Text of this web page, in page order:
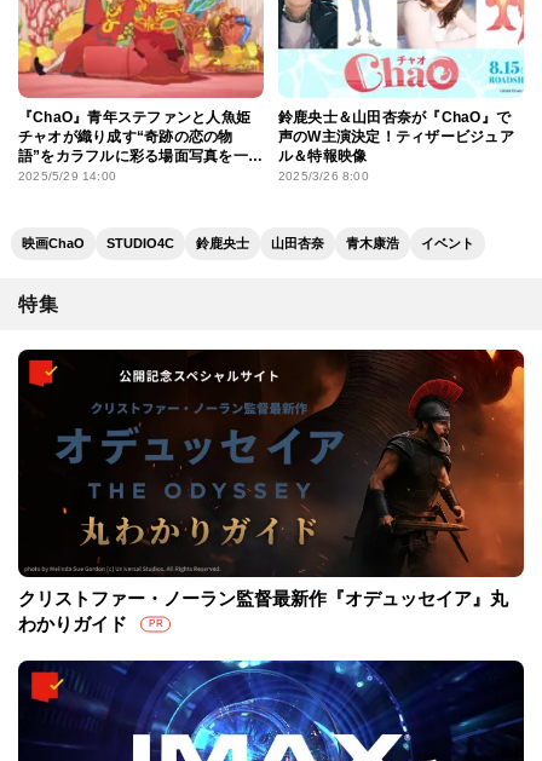
『ChaO』青年ステファンと人魚姫
チャオが織り成す“奇跡の恋の物
語”をカラフルに彩る場面写真を一挙
公開！
2025/5/29 14:00
鈴鹿央士＆山田杏奈が『ChaO』で
声のW主演決定！ティザービジュア
ル＆特報映像
2025/3/26 8:00
映画ChaO STUDIO4C 鈴鹿央士 山田杏奈 青木康浩 イベント
特集
クリストファー・ノーラン監督最新作『オデュッセイア』丸
わかりガイド
PR